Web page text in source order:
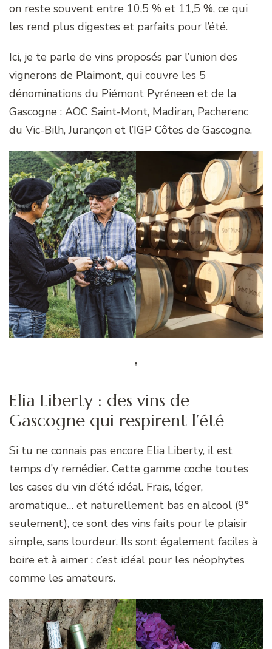
on reste souvent entre 10,5 % et 11,5 %, ce qui
les rend plus digestes et parfaits pour l’été.
Ici, je te parle de vins proposés par l’union des
vignerons de Plaimont, qui couvre les 5
dénominations du Piémont Pyréneen et de la
Gascogne : AOC Saint-Mont, Madiran, Pacherenc
du Vic-Bilh, Jurançon et l’IGP Côtes de Gascogne.
Elia Liberty : des vins de
Gascogne qui respirent l’été
Si tu ne connais pas encore Elia Liberty, il est
temps d’y remédier. Cette gamme coche toutes
les cases du vin d’été idéal. Frais, léger,
aromatique… et naturellement bas en alcool (9°
seulement), ce sont des vins faits pour le plaisir
simple, sans lourdeur. Ils sont également faciles à
boire et à aimer : c’est idéal pour les néophytes
comme les amateurs.